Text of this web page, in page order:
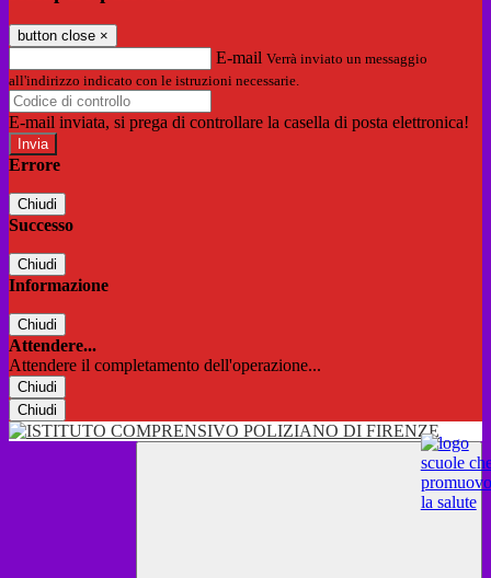
button close ×
E-mail Verrà inviato un messaggio
all'indirizzo indicato con le istruzioni necessarie.
E-mail inviata, si prega di controllare la casella di posta elettronica!
Errore
Chiudi
Successo
Chiudi
Informazione
Chiudi
Attendere...
Attendere il completamento dell'operazione...
Chiudi
Chiudi